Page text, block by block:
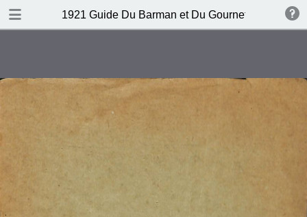
1921 Guide Du Barman et Du Gournet Chic (1ere
DOWNLOAD